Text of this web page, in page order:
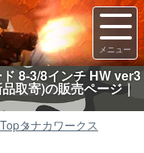
8-3/8インチ HW ver3
取寄)の販売ページ｜
Topタナカワークス